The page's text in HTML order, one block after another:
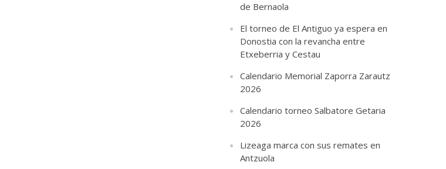
de Bernaola
El torneo de El Antiguo ya espera en
Donostia con la revancha entre
Etxeberria y Cestau
Calendario Memorial Zaporra Zarautz
2026
Calendario torneo Salbatore Getaria
2026
Lizeaga marca con sus remates en
Antzuola